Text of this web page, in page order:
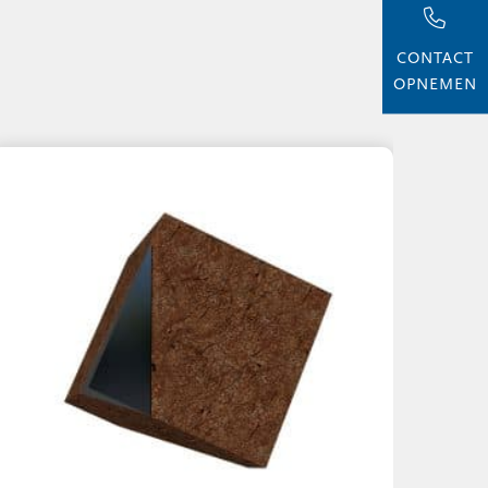
CONTACT
OPNEMEN